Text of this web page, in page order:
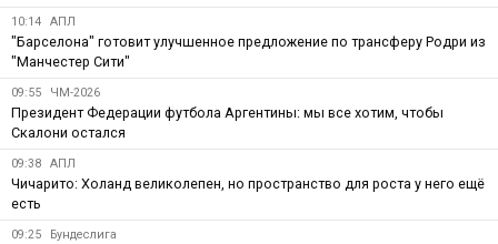
10:14 АПЛ
"Барселона" готовит улучшенное предложение по трансферу Родри из
"Манчестер Сити"
09:55 ЧМ-2026
Президент Федерации футбола Аргентины: мы все хотим, чтобы
Скалони остался
09:38 АПЛ
Чичарито: Холанд великолепен, но пространство для роста у него ещё
есть
09:25 Бундеслига